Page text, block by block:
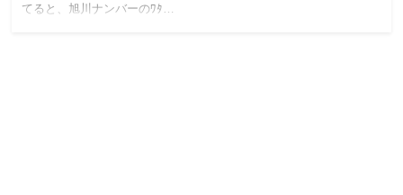
てると、旭川ナンバーのﾜﾀ…